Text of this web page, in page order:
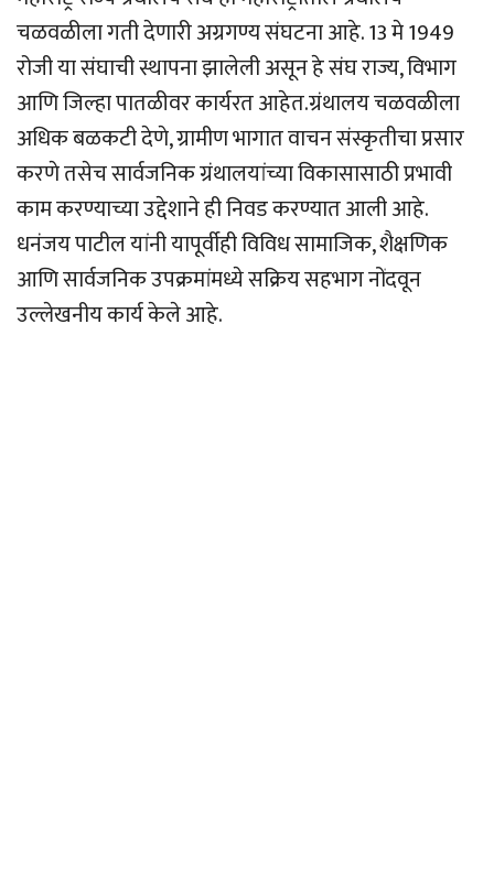
चळवळीला गती देणारी अग्रगण्य संघटना आहे. 13 मे 1949
रोजी या संघाची स्थापना झालेली असून हे संघ राज्य, विभाग
आणि जिल्हा पातळीवर कार्यरत आहेत.ग्रंथालय चळवळीला
अधिक बळकटी देणे, ग्रामीण भागात वाचन संस्कृतीचा प्रसार
करणे तसेच सार्वजनिक ग्रंथालयांच्या विकासासाठी प्रभावी
काम करण्याच्या उद्देशाने ही निवड करण्यात आली आहे.
धनंजय पाटील यांनी यापूर्वीही विविध सामाजिक, शैक्षणिक
आणि सार्वजनिक उपक्रमांमध्ये सक्रिय सहभाग नोंदवून
उल्लेखनीय कार्य केले आहे.